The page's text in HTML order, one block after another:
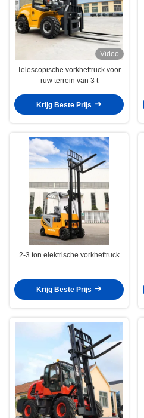
Video
Telescopische vorkheftruck voor
ruw terrein van 3 t
Krijg Beste Prijs
2-3 ton elektrische vorkheftruck
Krijg Beste Prijs